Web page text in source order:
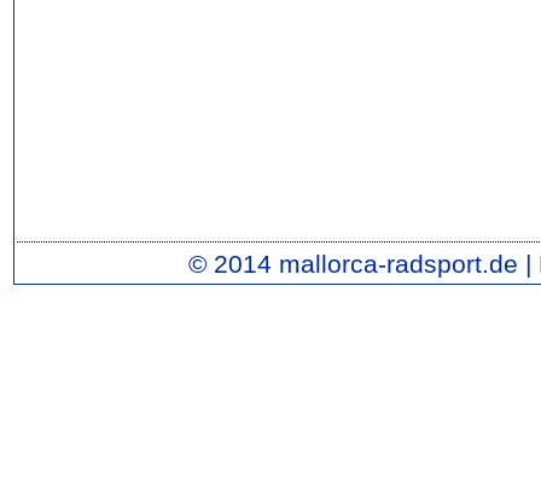
© 2014 mallorca-radsport.de |